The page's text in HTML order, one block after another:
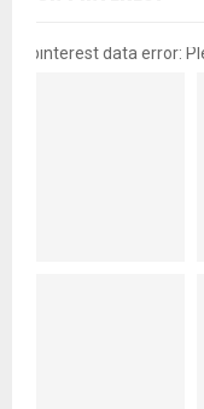
pinterest data error: